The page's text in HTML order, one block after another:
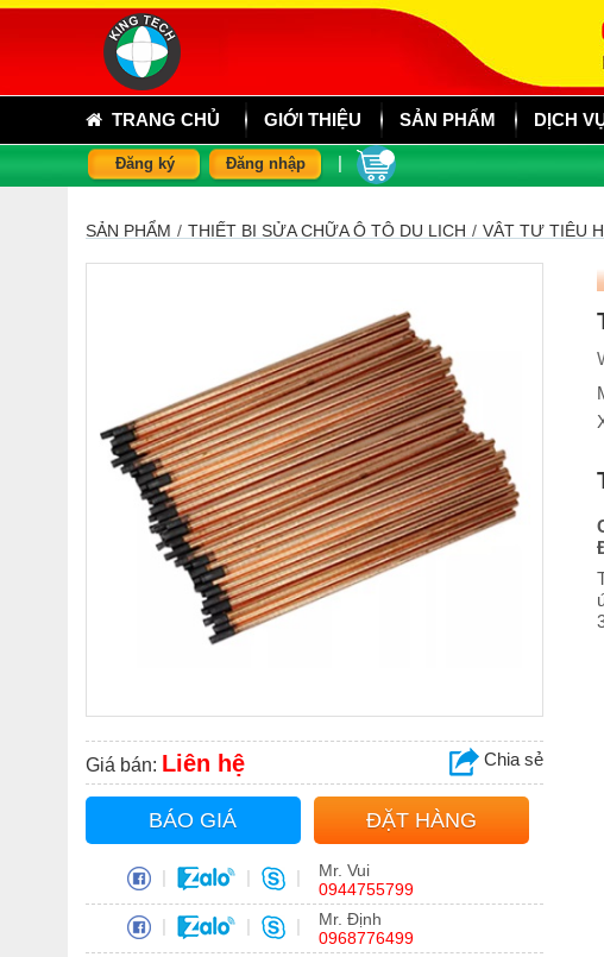
TRANG CHỦ GIỚI THIỆU SẢN PHẨM DỊCH
Đăng ký Đăng nhập
SẢN PHẨM / THIẾT BỊ SỬA CHỮA Ô TÔ DU LỊCH / VẬT TƯ TIÊU
Giá bán: Liên hệ Chia sẻ
BÁO GIÁ ĐẶT HÀNG
| | |
Mr. Vui
0944755799
| | |
Mr. Định
0968776499